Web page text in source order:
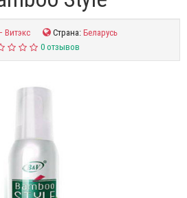
Витэкс Страна:Беларусь
0 отзывов